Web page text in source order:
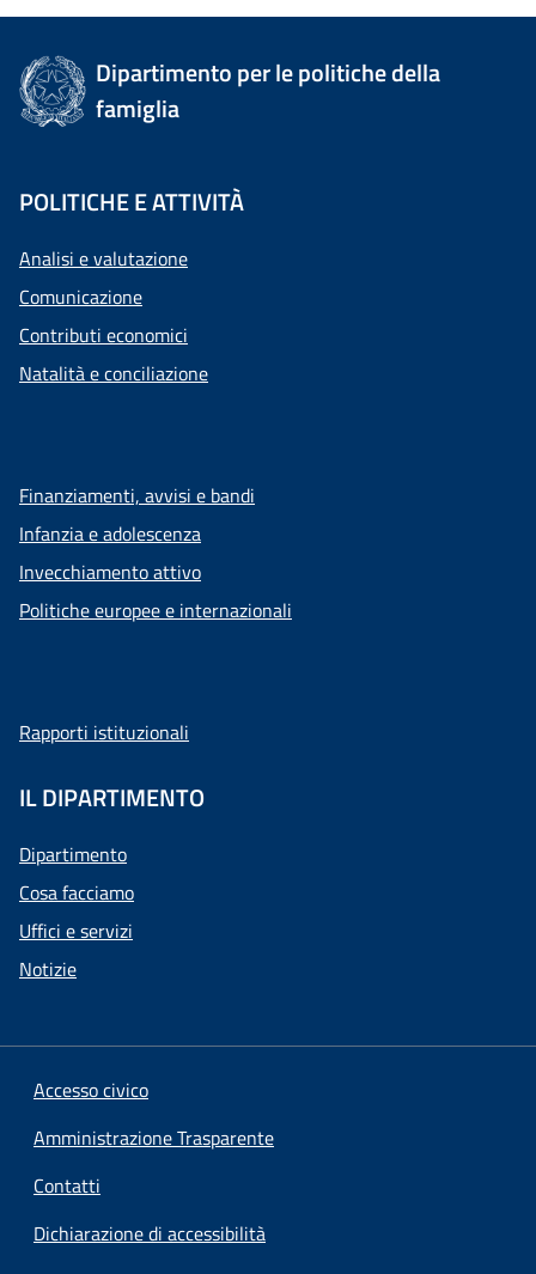
Dipartimento per le politiche della
famiglia
POLITICHE E ATTIVITÀ
Analisi e valutazione
Comunicazione
Contributi economici
Natalità e conciliazione
Finanziamenti, avvisi e bandi
Infanzia e adolescenza
Invecchiamento attivo
Politiche europee e internazionali
Rapporti istituzionali
IL DIPARTIMENTO
Dipartimento
Cosa facciamo
Uffici e servizi
Notizie
Accesso civico
Amministrazione Trasparente
Contatti
Dichiarazione di accessibilità